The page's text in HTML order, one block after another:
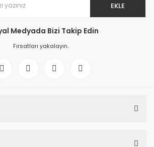
EKLE
Medyada Bizi Takip Edin
Fırsatları yakalayın..